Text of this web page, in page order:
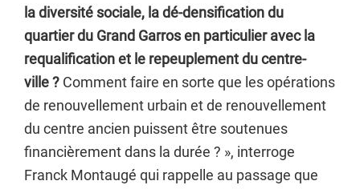
la diversité sociale, la dé-densification du
quartier du Grand Garros en particulier avec la
requalification et le repeuplement du centre-
ville ? Comment faire en sorte que les opérations
de renouvellement urbain et de renouvellement
du centre ancien puissent être soutenues
financièrement dans la durée ? », interroge
Franck Montaugé qui rappelle au passage que